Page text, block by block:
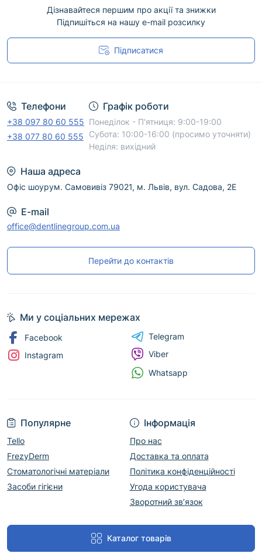
Дізнавайтеся першим про акції та знижки
Підпишіться на нашу e-mail розсилку
Підписатися
Телефони
+38 097 80 60 555
+38 077 80 60 555
Графік роботи
Понеділок - П'ятниця: 9:00-19:00
Субота: 10:00-16:00 (просимо уточняти)
Неділя: вихідний
Наша адреса
Офіс шоурум. Самовивіз 79021, м. Львів, вул. Садова, 2Е
E-mail
office@dentlinegroup.com.ua
Перейти до контактів
Популярне
Tello
FrezyDerm
Стоматологічні матеріали
Засоби гігієни
Інформація
Про нас
Доставка та оплата
Політика конфіденційності
Угода користувача
Зворотний зв’язок
Каталог товарів
Ми у соціальних мережах
Facebook
Instagram
Telegram
Viber
Whatsapp